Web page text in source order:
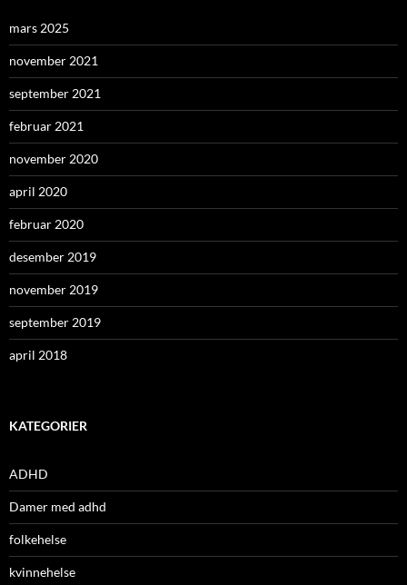
mars 2025
november 2021
september 2021
februar 2021
november 2020
april 2020
februar 2020
desember 2019
november 2019
september 2019
april 2018
KATEGORIER
ADHD
Damer med adhd
folkehelse
kvinnehelse